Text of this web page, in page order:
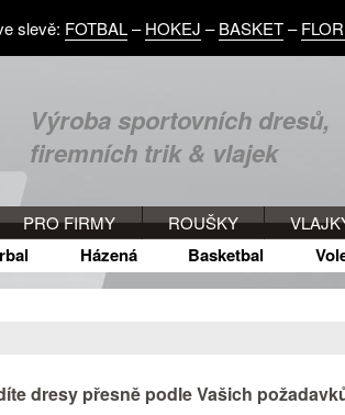
Výroba sportovních dresů,
firemních trik & vlajek
PRO FIRMY ROUŠKY
Házená Basketbal
dresy přesně podle Vašich
slevě: FOTBAL–HOKEJ –BASKET–